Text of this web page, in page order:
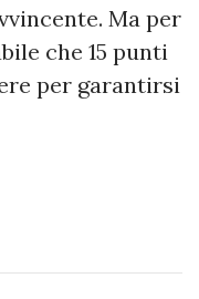
Ma per
che 15 punti
per garantirsi